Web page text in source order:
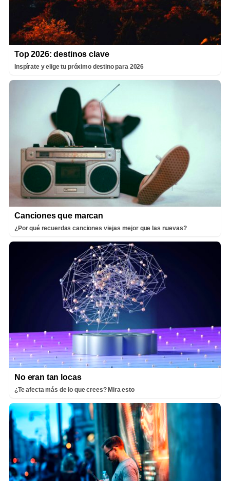
Top 2026: destinos clave
Inspírate y elige tu próximo destino para 2026
Canciones que marcan
¿Por qué recuerdas canciones viejas mejor que las nuevas?
No eran tan locas
¿Te afecta más de lo que crees? Mira esto